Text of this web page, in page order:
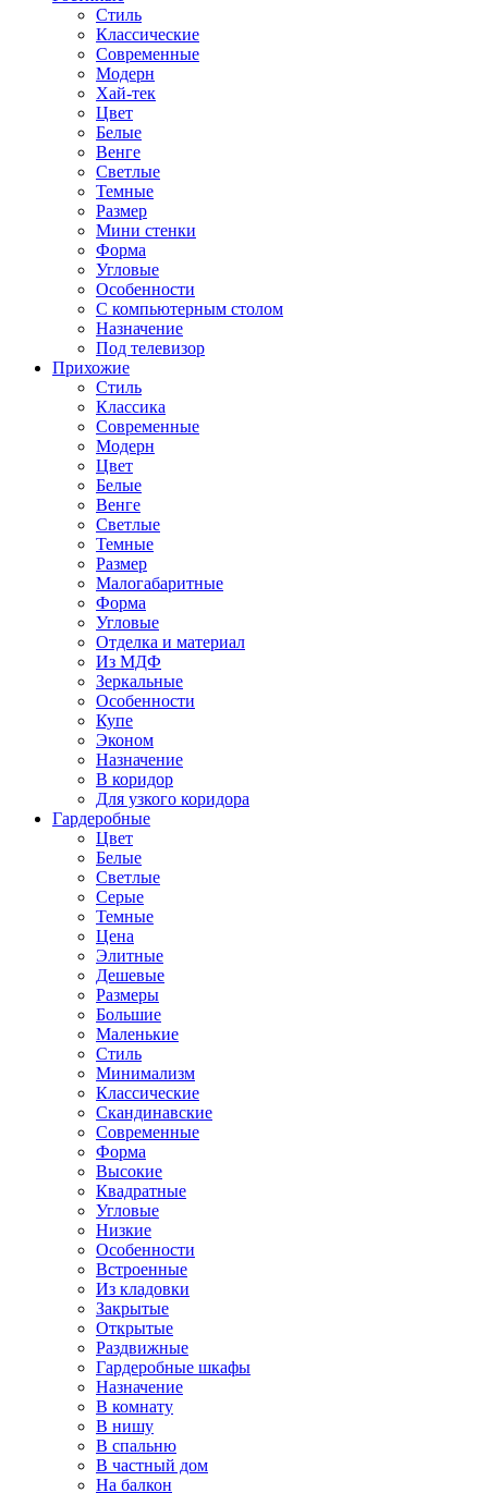
Стиль
Классические
Современные
Модерн
Хай-тек
Цвет
Белые
Венге
Светлые
Темные
Размер
Мини стенки
Форма
Угловые
Особенности
С компьютерным столом
Назначение
Под телевизор
Прихожие
Стиль
Классика
Современные
Модерн
Цвет
Белые
Венге
Светлые
Темные
Размер
Малогабаритные
Форма
Угловые
Отделка и материал
Из МДФ
Зеркальные
Особенности
Купе
Эконом
Назначение
В коридор
Для узкого коридора
Гардеробные
Цвет
Белые
Светлые
Серые
Темные
Цена
Элитные
Дешевые
Размеры
Большие
Маленькие
Стиль
Минимализм
Классические
Скандинавские
Современные
Форма
Высокие
Квадратные
Угловые
Низкие
Особенности
Встроенные
Из кладовки
Закрытые
Открытые
Раздвижные
Гардеробные шкафы
Назначение
В комнату
В нишу
В спальню
В частный дом
На балкон